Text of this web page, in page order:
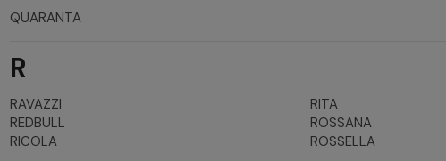
QUARANTA
R
RAVAZZI
REDBULL
RICOLA
RITA
ROSSANA
ROSSELLA